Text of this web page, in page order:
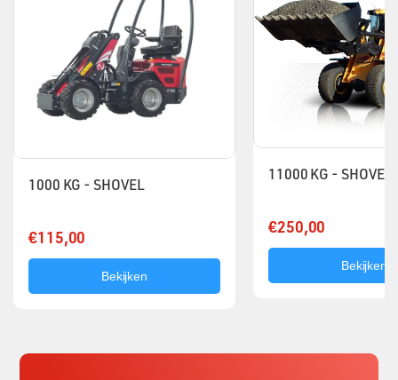
1000 KG - SHOVEL
€115,00
Bekijken
11000 KG - SHOVEL
€250,00
Bekijken